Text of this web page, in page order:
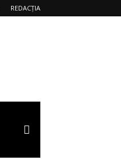
REDACȚIA